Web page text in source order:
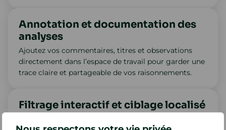
Annotation et documentation des
analyses
Ajoutez vos commentaires, titres et observations
directement dans l’espace de travail pour garder une
trace claire et partageable de vos raisonnements.
Filtrage interactif et ciblage localisé